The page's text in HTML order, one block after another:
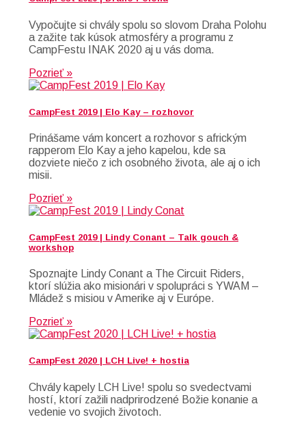
Vypočujte si chvály spolu so slovom Draha Polohu
a zažite tak kúsok atmosféry a programu z
CampFestu INAK 2020 aj u vás doma.
Pozrieť »
CampFest 2019 | Elo Kay – rozhovor
Prinášame vám koncert a rozhovor s africkým
rapperom Elo Kay a jeho kapelou, kde sa
dozviete niečo z ich osobného života, ale aj o ich
misii.
Pozrieť »
CampFest 2019 | Lindy Conant – Talk gouch &
workshop
Spoznajte Lindy Conant a The Circuit Riders,
ktorí slúžia ako misionári v spolupráci s YWAM –
Mládež s misiou v Amerike aj v Európe.
Pozrieť »
CampFest 2020 | LCH Live! + hostia
Chvály kapely LCH Live! spolu so svedectvami
hostí, ktorí zažili nadprirodzené Božie konanie a
vedenie vo svojich životoch.